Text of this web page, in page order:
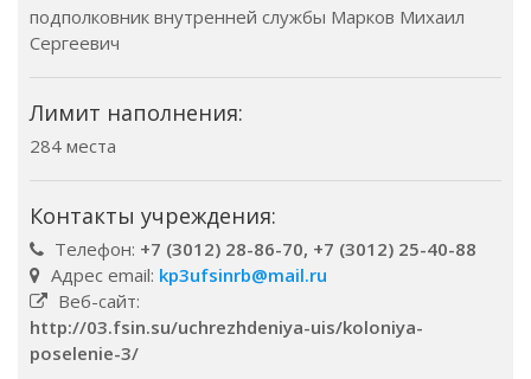
подполковник внутренней службы Марков Михаил
Сергеевич
Лимит наполнения:
284 места
Контакты учреждения:
Телефон: +7 (3012) 28-86-70, +7 (3012) 25-40-88
Адрес email: kp3ufsinrb@mail.ru
Веб-сайт:
http://03.fsin.su/uchrezhdeniya-uis/koloniya-
poselenie-3/